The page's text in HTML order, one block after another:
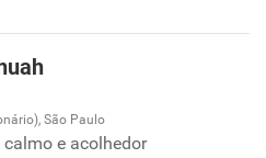
São Paulo
e acolhedor